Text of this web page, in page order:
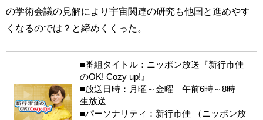
の学術会議の見解により宇宙関連の研究も他国と進めやす
くなるのでは？と締めくくった。
■番組タイトル：ニッポン放送『新行市佳
のOK! Cozy up!』
■放送日時：月曜～金曜 午前6時～8時
生放送
■パーソナリティ：新行市佳 （ニッポン放